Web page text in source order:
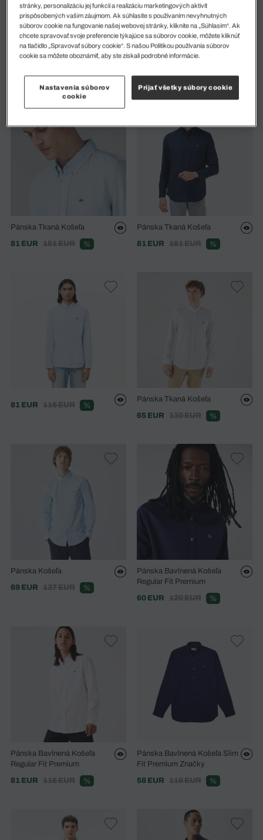
Pánska Tkaná Košeľa
Pánska Tkaná Košeľa
Pánska Tkaná Košeľa
81 EUR
161 EUR %
Pánska Tkaná Košeľa
81 EUR
161 EUR %
81 EUR 116 EUR %
Pánska Tkaná Košeľa
65 EUR
130 EUR %
Pánska Košeľa
69 EUR
137 EUR %
Pánska Bavlnená Košeľa
Regular Fit Premium
60 EUR
120 EUR %
Pánska Bavlnená Košeľa
Regular Fit Premium
81 EUR
116 EUR %
Pánska Bavlnená Košeľa Slim
Fit Premium Značky
58 EUR
116 EUR %
stránky, personalizáciu jej funkcií a realizáciu marketingových aktivít
prispôsobených vašim záujmom. Ak súhlasíte s používaním nevyhnutných
súborov cookie na fungovanie našej webovej stránky, kliknite na „Súhlasím“. Ak
chcete spravovať svoje preferencie týkajúce sa súborov cookie, môžete kliknúť
na tlačidlo „Spravovať súbory cookie“. S našou Politikou používania súborov
cookie sa môžete oboznámiť, aby ste získali podrobné informácie.
Nastavenia súborov
cookie
Prijať všetky súbory cookie